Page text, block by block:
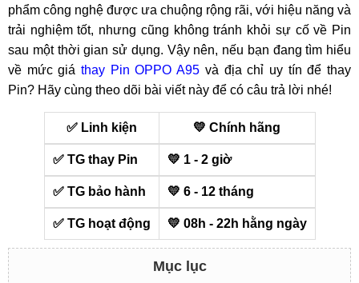
phẩm công nghệ được ưa chuộng rộng rãi, với hiệu năng và
trải nghiệm tốt, nhưng cũng không tránh khỏi sự cố về Pin
sau một thời gian sử dụng. Vậy nên, nếu bạn đang tìm hiểu
về mức giáthay Pin OPPO A95 và địa chỉ uy tín để thay
Pin? Hãy cùng theo dõi bài viết này để có câu trả lời nhé!
✅ Linh kiện 💛 Chính hãng
✅ TG thay Pin 💛 1 - 2 giờ
✅ TG bảo hành 💛 6 - 12 tháng
✅ TG hoạt động 💛 08h - 22h hằng ngày
Mục lục